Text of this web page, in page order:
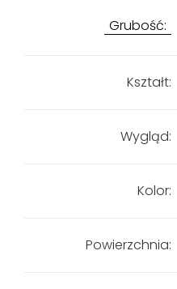
Grubość:
Kształt:
Wygląd:
Kolor:
Powierzchnia: